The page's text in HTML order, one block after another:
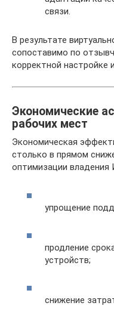
связи.
В результате
сопоставимо по
корректной настройке
Экономические
рабочих мест
Экономическая
столько в прямом
оптимизации владения
упрощение
продление
устройств;
снижение